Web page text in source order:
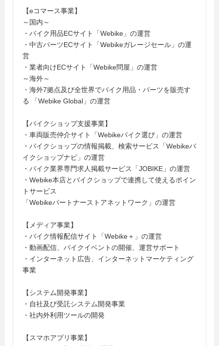
【eコマース事業】
～国内～
・バイク用品ECサイト「Webike」の運営
・中古パーツECサイト「Webikeガレージセール」の運
営
・業者向けECサイト「Webike問屋」の運営
～海外～
・海外7拠点及び全世界でバイク用品・パーツを販売す
る 「Webike Global」の運営
【バイクショップ支援事業】
・車両販売仲介サイト「Webikeバイク選び」の運営
・バイクショップの情報掲載、検索サービス「Webikeバ
イクショップナビ」の運営
・バイク業界専門求人掲載サービス「JOBIKE」の運営
・Webike本店とバイクショップで連携して使えるポイン
トサービス
「Webikeパートナーストアネットワーク」の運営
【メディア事業】
・バイク情報配信サイト「Webike＋」の運営
・動画配信、バイクイベントの開催、運営サポート
・インターネット広告、インターネットマーケティング
事業
【システム開発事業】
・自社及び受託システム開発事業
・社内外利用ツールの開発
【スマホアプリ事業】